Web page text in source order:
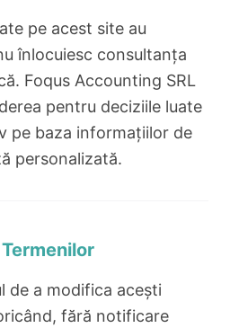
pe acest site au
înlocuiesc consultanța
Foqus Accounting SRL
pentru deciziile luate
pe baza informațiilor de
personalizată.
de a modifica acești
fără notificare